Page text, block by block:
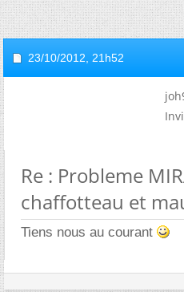
23/10/2012, 21h52
Re : Probleme
chaffotteau et
Tiens nous au courant